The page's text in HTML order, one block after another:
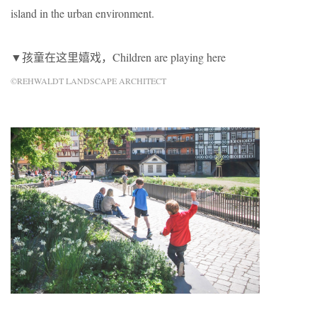
island in the urban environment.
▼孩童在这里嬉戏， Children are playing here
©REHWALDT LANDSCAPE ARCHITECT